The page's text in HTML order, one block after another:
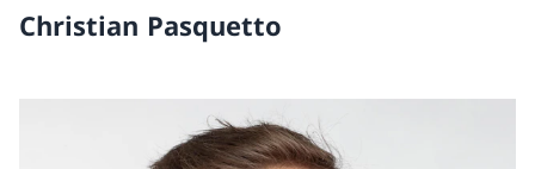
Christian Pasquetto